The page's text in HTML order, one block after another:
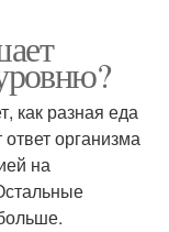
как разная еда
организма
на